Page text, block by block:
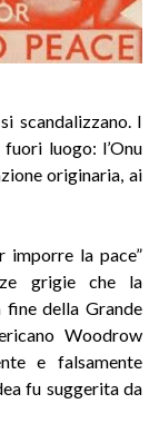
scandalizzano. I
luogo: l’Onu
originaria, ai
imporre la pace”
grigie che la
fine della Grande
Woodrow
e falsamente
fu suggerita da